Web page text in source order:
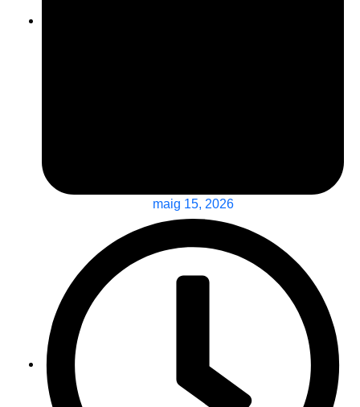
maig 15, 2026